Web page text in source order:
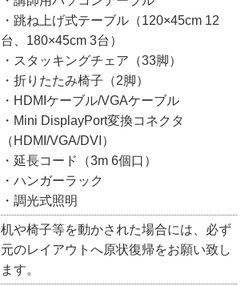
・跳ね上げ式テーブル（120×45cm 12
台、180×45cm 3台）
・スタッキングチェア（33脚）
・折りたたみ椅子（2脚）
・HDMIケーブル/VGAケーブル
・Mini DisplayPort変換コネクタ
（HDMI/VGA/DVI）
・延長コード（3m 6個口）
・ハンガーラック
・調光式照明
机や椅子等を動かされた場合には、必ず
元のレイアウトへ原状復帰をお願い致し
ます。